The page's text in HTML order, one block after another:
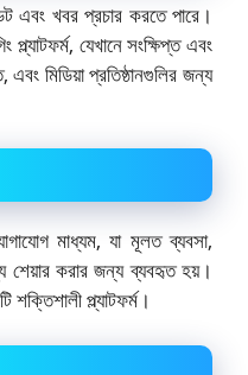
এবং খবর প্রচার করতে পারে।
যেখানে সংক্ষিপ্ত এবং
মিডিয়া প্রতিষ্ঠানগুলির জন্য
মাধ্যম, যা মূলত ব্যবসা,
শেয়ার করার জন্য ব্যবহৃত হয়।
প্ল্যাটফর্ম।